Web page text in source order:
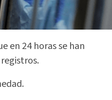
en 24 horas se han